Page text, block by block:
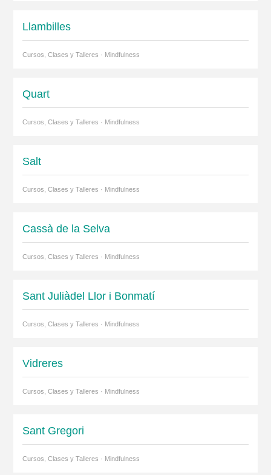
Llambilles
Cursos, Clases y Talleres · Mindfulness
Quart
Cursos, Clases y Talleres · Mindfulness
Salt
Cursos, Clases y Talleres · Mindfulness
Cassà de la Selva
Cursos, Clases y Talleres · Mindfulness
Sant Juliàdel Llor i Bonmatí
Cursos, Clases y Talleres · Mindfulness
Vidreres
Cursos, Clases y Talleres · Mindfulness
Sant Gregori
Cursos, Clases y Talleres · Mindfulness